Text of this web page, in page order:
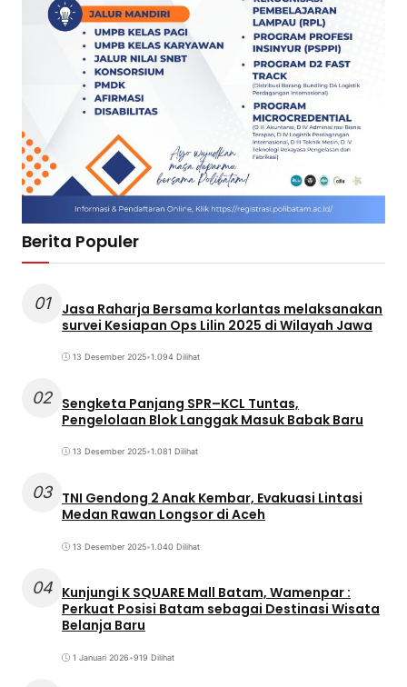
Berita Populer
01
Jasa Raharja Bersama korlantas melaksanakan
survei Kesiapan Ops Lilin 2025 di Wilayah Jawa
13 Desember 2025•1.094 Dilihat
02 Sengketa Panjang SPR–KCL Tuntas,
Pengelolaan Blok Langgak Masuk Babak Baru
13 Desember 2025•1.081 Dilihat
03 TNI Gendong 2 Anak Kembar, Evakuasi Lintasi
Medan Rawan Longsor di Aceh
13 Desember 2025•1.040 Dilihat
04 Kunjungi K SQUARE Mall Batam, Wamenpar :
Perkuat Posisi Batam sebagai Destinasi Wisata
Belanja Baru
1 Januari 2026•919 Dilihat